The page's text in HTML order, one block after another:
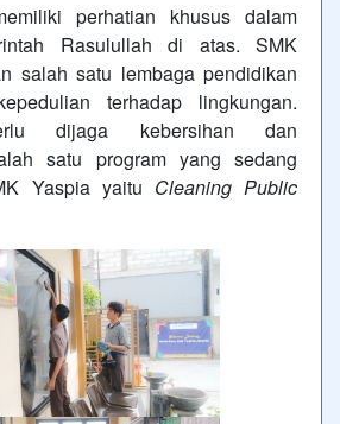
perhatian khusus dalam
Rasulullah di atas. SMK
salah satu lembaga pendidikan
terhadap lingkungan.
dijaga kebersihan dan
satu program yang sedang
Yaspia yaitu Cleaning Public